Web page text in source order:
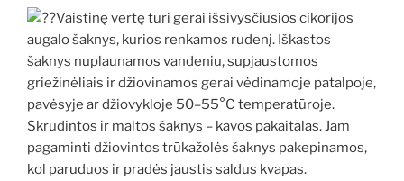
Vaistinę vertę turi gerai išsivysčiusios cikorijos
augalo šaknys, kurios renkamos rudenį. Iškastos
šaknys nuplaunamos vandeniu, supjaustomos
griežinėliais ir džiovinamos gerai vėdinamoje patalpoje,
pavėsyje ar džiovykloje 50–55°C temperatūroje.
Skrudintos ir maltos šaknys – kavos pakaitalas. Jam
pagaminti džiovintos trūkažolės šaknys pakepinamos,
kol paruduos ir pradės jaustis saldus kvapas.